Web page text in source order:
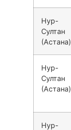
Нур-
Султан
(Астана)
Нур-
Султан
(Астана)
Нур-